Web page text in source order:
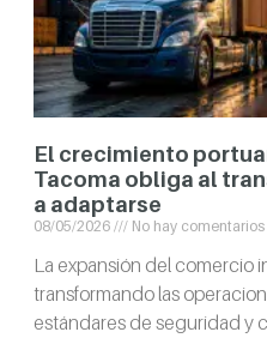
El crecimiento
Tacoma obliga al
a adaptarse
08/05/2026 No hay comentarios
La expansión del comercio
transformando las
estándares de seguridad y